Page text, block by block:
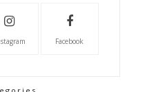
Facebook